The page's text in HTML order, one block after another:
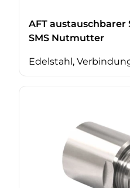
AFT
SMS Nutmutter
Edelstahl,